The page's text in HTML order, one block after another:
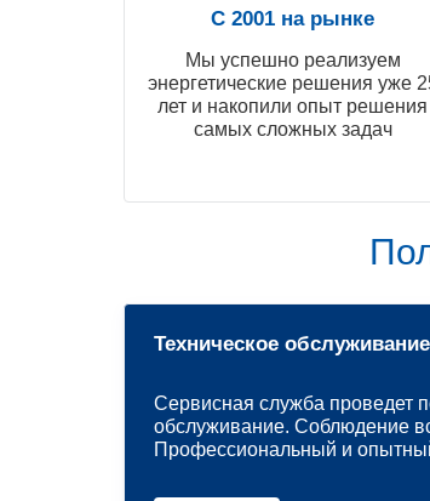
С 2001 на рынке
Мы успешно реализуем
энергетические решения уже
лет и накопили опыт решения
самых сложных задач
Техническое
Сервисная служба проведет
обслуживание. Соблюдение
Профессиональный и